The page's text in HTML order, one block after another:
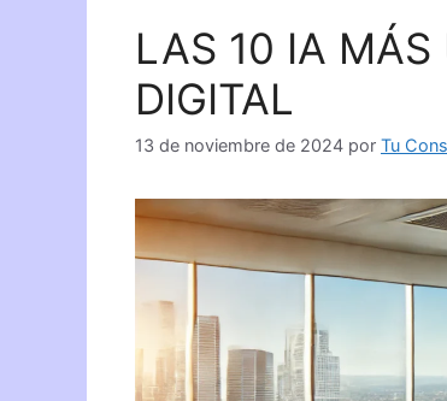
LAS 10 IA MÁS
DIGITAL
13 de noviembre de 2024 por Tu